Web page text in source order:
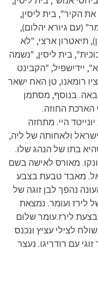
הקיר", בית ליסין,
(עם גיורא יהלום),
תיאטרון ארצי, "לא
בית ליסין, "נשמה
יידישפיל, "הקבינט
רומאנו, טן האח ישאר
בנוסף, מסתמן
הארכת החוזה.
היי. מתחזה
ולאחותה של ליה,
בתו של הנהג שלו.
מאורס לאישה בשם
מאבד טבעת בצבע
בסוף העונה נהפך לבן זוגה של
לירז ועומר. נמצאת
לירז.עומר שלום
לצילי עציץ ונכנס
עם רודריגו. נעצר